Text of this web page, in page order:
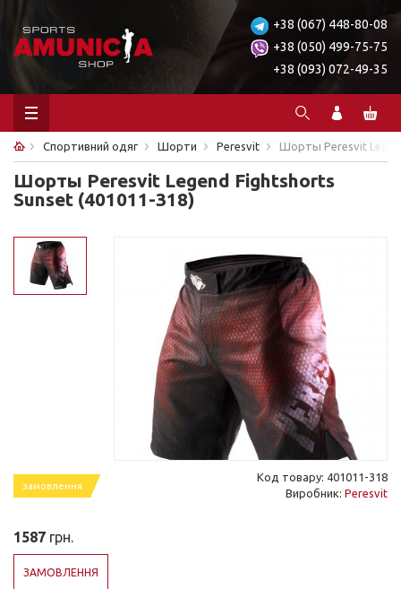
+38 (067) 448-80-08
+38 (050) 499-75-75
+38 (093) 072-49-35
Спортивний одяг Шорти Peresvit Шорты Peresvit
Шорты Peresvit Legend Fightshorts
Sunset (401011-318)
замовлення
Код товару: 401011-318
Виробник: Peresvit
1587 грн.
ЗАМОВЛЕННЯ